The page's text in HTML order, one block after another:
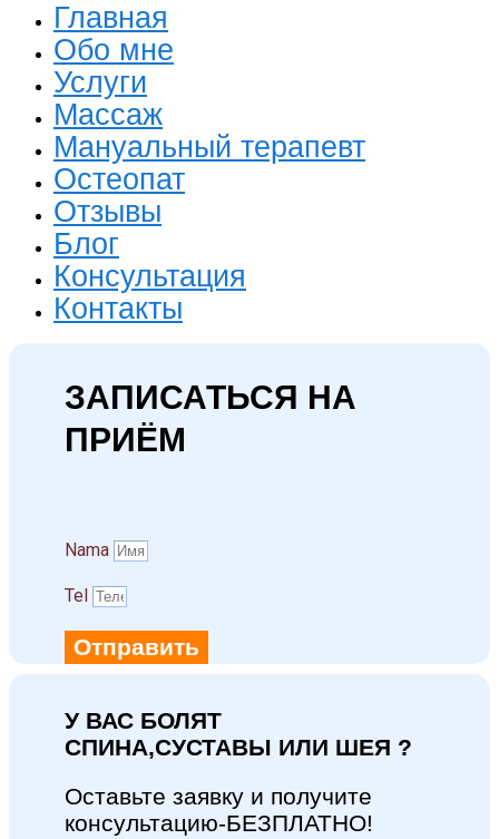
Главная
Обо мне
Услуги
Массаж
Мануальный терапевт
Остеопат
Отзывы
Блог
Консультация
Контакты
ЗАПИСАТЬСЯ НА
ПРИЁМ
Namа
Tel
Отправить
У ВАС БОЛЯТ
СПИНА,СУСТАВЫ ИЛИ ШЕЯ ?
Оставьте заявку и получите
консультацию-БЕЗПЛАТНО!